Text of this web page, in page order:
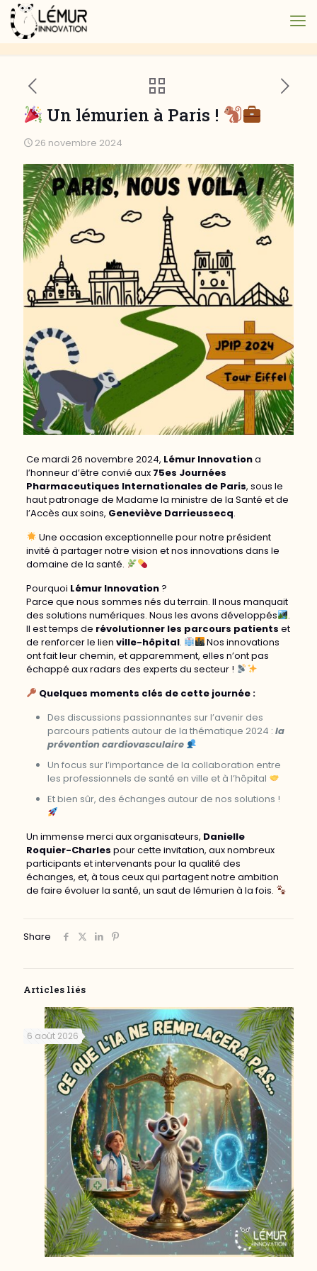
Un lémurien à Paris !
26 novembre 2024
Ce mardi 26 novembre 2024, Lémur Innovationa
l’honneur d’être convié aux 75es Journées
Pharmaceutiques Internationales de Paris, sous le
haut patronage de Madame la ministre de la Santé et de
l’Accès aux soins, Geneviève Darrieussecq.
Une occasion exceptionnelle pour notre président
invité à partager notre vision et nos innovations dans le
domaine de la santé.
Pourquoi Lémur Innovation?
Parce que nous sommes nés du terrain. Il nous manquait
des solutions numériques. Nous les avons développés
.
Il est temps de révolutionner les parcours patients et
de renforcer le lien ville-hôpital.
Nos innovations
ont fait leur chemin, et apparemment, elles n’ont pas
échappé aux radars des experts du secteur !
Quelques moments clés de cette journée :
Des discussions passionnantes sur l’avenir des
parcours patients autour de la thématique 2024 : la
prévention cardiovasculaire
Un focus sur l’importance de la collaboration entre
les professionnels de santé en ville et à l’hôpital
Et bien sûr, des échanges autour de nos solutions !
Un immense merci aux organisateurs, Danielle
Roquier-Charles pour cette invitation, aux nombreux
participants et intervenants pour la qualité des
échanges, et, à tous ceux qui partagent notre ambition
de faire évoluer la santé, un saut de lémurien à la fois.
Share
Articles liés
6 août 2026